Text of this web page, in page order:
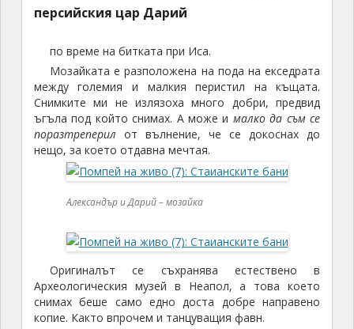
персийския цар Дарий
по време на битката при Иса.
Мозайката е разположена на пода на екседрата
между големия и малкия перистил на къщата.
Снимките ми не излязоха много добри, предвид
ъгъла под който снимах. А може и малко да съм се
поразтреперил от вълнение, че се докоснах до
нещо, за което отдавна мечтая.
Александър и Дарий – мозайка
Оригиналът се съхранява естествено в
Археологическия музей в Неапол, а това което
снимах беше само едно доста добре направено
копие. Както впрочем и танцуващия фавн.